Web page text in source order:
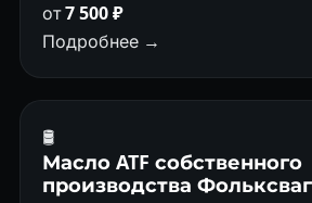
от7 500 ₽
Подробнее →
🛢
Масло ATF собственного
производства